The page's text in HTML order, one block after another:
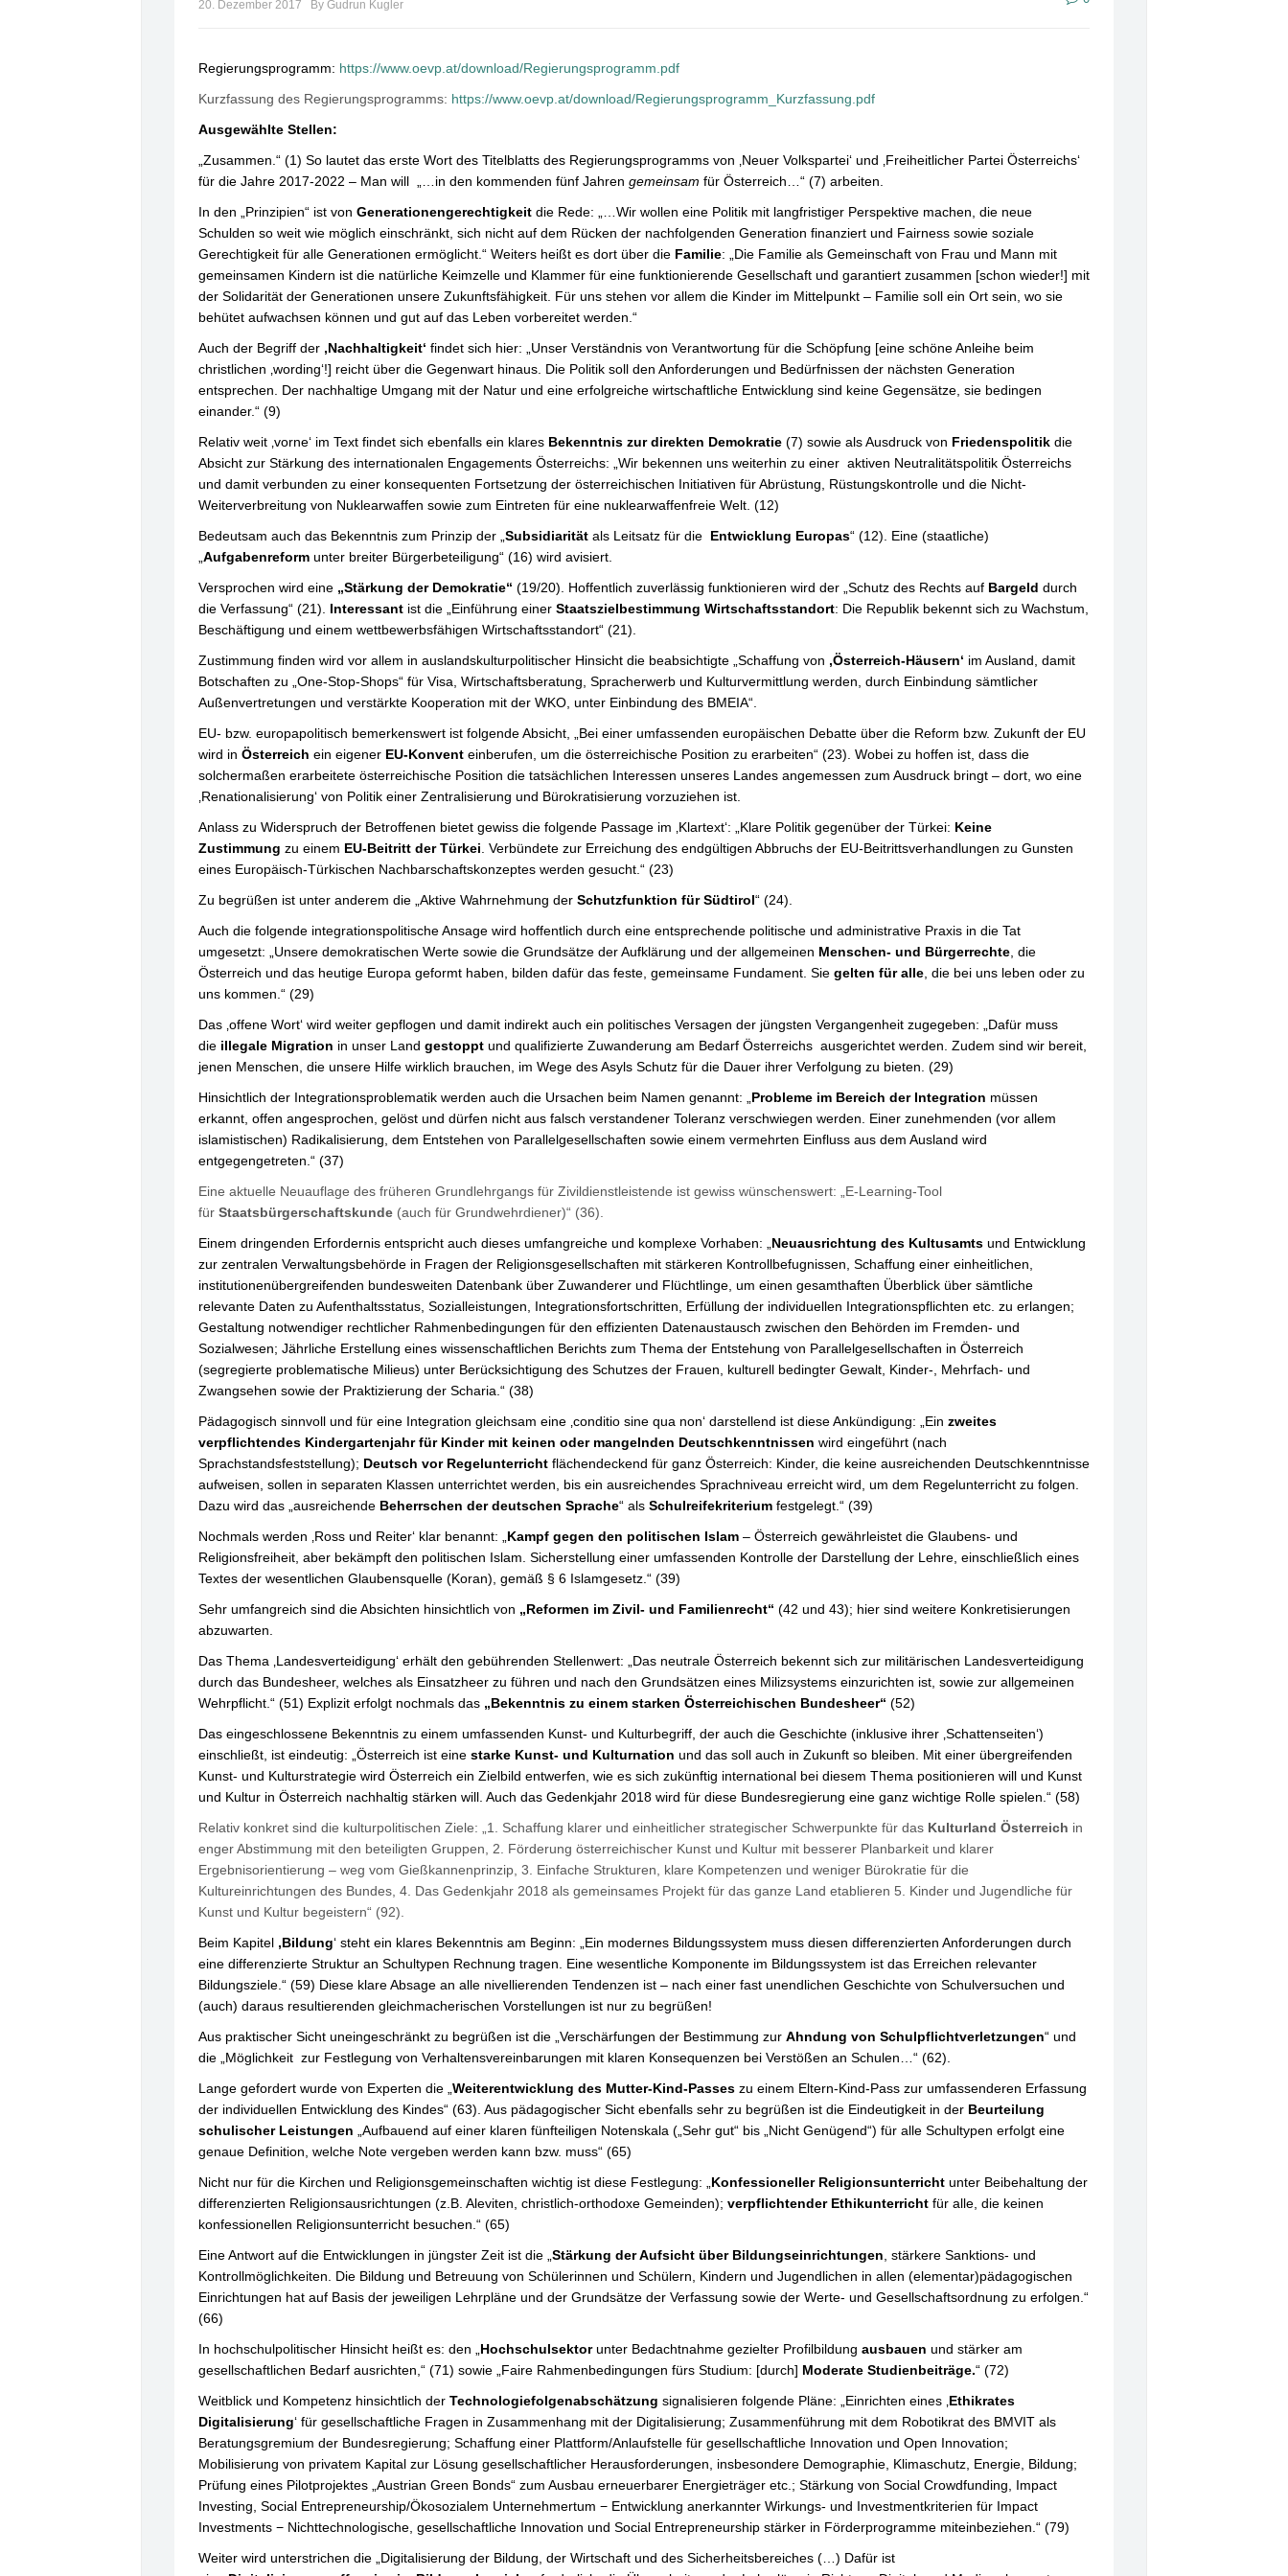
20. Dezember 2017 By Gudrun Kugler
Regierungsprogramm: https://www.oevp.at/download/Regierungsprogramm.pdf
Kurzfassung des Regierungsprogramms: https://www.oevp.at/download/Regierungsprogramm_Kurzfassung.pdf
Ausgewählte Stellen:
„Zusammen.“ (1) So lautet das erste Wort des Titelblatts des Regierungsprogramms von ‚Neuer Volkspartei‘ und ‚Freiheitlicher Partei Österreichs‘
für die Jahre 2017-2022 – Man will „…in den kommenden fünf Jahren gemeinsam für Österreich…“ (7) arbeiten.
In den „Prinzipien“ ist von Generationengerechtigkeit die Rede: „…Wir wollen eine Politik mit langfristiger Perspektive machen, die neue
Schulden so weit wie möglich einschränkt, sich nicht auf dem Rücken der nachfolgenden Generation finanziert und Fairness sowie soziale
Gerechtigkeit für alle Generationen ermöglicht.“ Weiters heißt es dort über die Familie: „Die Familie als Gemeinschaft von Frau und Mann mit
gemeinsamen Kindern ist die natürliche Keimzelle und Klammer für eine funktionierende Gesellschaft und garantiert zusammen [schon wieder!] mit
der Solidarität der Generationen unsere Zukunftsfähigkeit. Für uns stehen vor allem die Kinder im Mittelpunkt – Familie soll ein Ort sein, wo sie
behütet aufwachsen können und gut auf das Leben vorbereitet werden.“
Auch der Begriff der ‚Nachhaltigkeit‘ findet sich hier: „Unser Verständnis von Verantwortung für die Schöpfung [eine schöne Anleihe beim
christlichen ‚wording‘!] reicht über die Gegenwart hinaus. Die Politik soll den Anforderungen und Bedürfnissen der nächsten Generation
entsprechen. Der nachhaltige Umgang mit der Natur und eine erfolgreiche wirtschaftliche Entwicklung sind keine Gegensätze, sie bedingen
einander.“ (9)
Relativ weit ‚vorne‘ im Text findet sich ebenfalls ein klares Bekenntnis zur direkten Demokratie (7) sowie als Ausdruck von Friedenspolitik die
Absicht zur Stärkung des internationalen Engagements Österreichs: „Wir bekennen uns weiterhin zu einer aktiven Neutralitätspolitik Österreichs
und damit verbunden zu einer konsequenten Fortsetzung der österreichischen Initiativen für Abrüstung, Rüstungskontrolle und die Nicht-
Weiterverbreitung von Nuklearwaffen sowie zum Eintreten für eine nuklearwaffenfreie Welt. (12)
Bedeutsam auch das Bekenntnis zum Prinzip der „ Subsidiarität als Leitsatz für die Entwicklung Europas“ (12). Eine (staatliche)
Aufgabenreform unter breiter Bürgerbeteiligung“ (16) wird avisiert.
Versprochen wird eine „Stärkung der Demokratie“ (19/20). Hoffentlich zuverlässig funktionieren wird der „Schutz des Rechts auf Bargeld durch
die Verfassung“ (21). Interessant ist die „Einführung einer Staatszielbestimmung Wirtschaftsstandort: Die Republik bekennt sich zu Wachstum,
Beschäftigung und einem wettbewerbsfähigen Wirtschaftsstandort“ (21).
Zustimmung finden wird vor allem in auslandskulturpolitischer Hinsicht die beabsichtigte „Schaffung von ‚Österreich-Häusern‘ im Ausland, damit
Botschaften zu „One-Stop-Shops“ für Visa, Wirtschaftsberatung, Spracherwerb und Kulturvermittlung werden, durch Einbindung sämtlicher
Außenvertretungen und verstärkte Kooperation mit der WKO, unter Einbindung des BMEIA“.
EU- bzw. europapolitisch bemerkenswert ist folgende Absicht, „Bei einer umfassenden europäischen Debatte über die Reform bzw. Zukunft der EU
wird in Österreich ein eigener EU-Konvent einberufen, um die österreichische Position zu erarbeiten“ (23). Wobei zu hoffen ist, dass die
solchermaßen erarbeitete österreichische Position die tatsächlichen Interessen unseres Landes angemessen zum Ausdruck bringt – dort, wo eine
‚Renationalisierung‘ von Politik einer Zentralisierung und Bürokratisierung vorzuziehen ist.
Anlass zu Widerspruch der Betroffenen bietet gewiss die folgende Passage im ‚Klartext‘: „Klare Politik gegenüber der Türkei: Keine
Zustimmung zu einem EU-Beitritt der Türkei . Verbündete zur Erreichung des endgültigen Abbruchs der EU-Beitrittsverhandlungen zu Gunsten
eines Europäisch-Türkischen Nachbarschaftskonzeptes werden gesucht.“ (23)
Zu begrüßen ist unter anderem die „Aktive Wahrnehmung der Schutzfunktion für Südtirol“ (24).
Auch die folgende integrationspolitische Ansage wird hoffentlich durch eine entsprechende politische und administrative Praxis in die Tat
umgesetzt: „Unsere demokratischen Werte sowie die Grundsätze der Aufklärung und der allgemeinen Menschen- und Bürgerrechte , die
Österreich und das heutige Europa geformt haben, bilden dafür das feste, gemeinsame Fundament. Sie gelten für alle , die bei uns leben oder zu
uns kommen.“ (29)
Das ‚offene Wort‘ wird weiter gepflogen und damit indirekt auch ein politisches Versagen der jüngsten Vergangenheit zugegeben: „Dafür muss
die illegale Migration in unser Land gestoppt und qualifizierte Zuwanderung am Bedarf Österreichs ausgerichtet werden. Zudem sind wir bereit,
jenen Menschen, die unsere Hilfe wirklich brauchen, im Wege des Asyls Schutz für die Dauer ihrer Verfolgung zu bieten. (29)
Hinsichtlich der Integrationsproblematik werden auch die Ursachen beim Namen genannt: „ Probleme im Bereich der Integration müssen
erkannt, offen angesprochen, gelöst und dürfen nicht aus falsch verstandener Toleranz verschwiegen werden. Einer zunehmenden (vor allem
islamistischen) Radikalisierung, dem Entstehen von Parallelgesellschaften sowie einem vermehrten Einfluss aus dem Ausland wird
entgegengetreten.“ (37)
Eine aktuelle Neuauflage des früheren Grundlehrgangs für Zivildienstleistende ist gewiss wünschenswert: „E-Learning-Tool
für Staatsbürgerschaftskunde (auch für Grundwehrdiener)“ (36).
Einem dringenden Erfordernis entspricht auch dieses umfangreiche und komplexe Vorhaben: „ Neuausrichtung des Kultusamts und Entwicklung
zur zentralen Verwaltungsbehörde in Fragen der Religionsgesellschaften mit stärkeren Kontrollbefugnissen, Schaffung einer einheitlichen,
institutionenübergreifenden bundesweiten Datenbank über Zuwanderer und Flüchtlinge, um einen gesamthaften Überblick über sämtliche
relevante Daten zu Aufenthaltsstatus, Sozialleistungen, Integrationsfortschritten, Erfüllung der individuellen Integrationspflichten etc. zu erlangen;
Gestaltung notwendiger rechtlicher Rahmenbedingungen für den effizienten Datenaustausch zwischen den Behörden im Fremden- und
Sozialwesen; Jährliche Erstellung eines wissenschaftlichen Berichts zum Thema der Entstehung von Parallelgesellschaften in Österreich
(segregierte problematische Milieus) unter Berücksichtigung des Schutzes der Frauen, kulturell bedingter Gewalt, Kinder-, Mehrfach- und
Zwangsehen sowie der Praktizierung der Scharia.“ (38)
Pädagogisch sinnvoll und für eine Integration gleichsam eine ‚conditio sine qua non‘ darstellend ist diese Ankündigung: „Ein zweites
verpflichtendes Kindergartenjahr für Kinder mit keinen oder mangelnden Deutschkenntnissen wird eingeführt (nach
Sprachstandsfeststellung); Deutsch vor Regelunterricht flächendeckend für ganz Österreich: Kinder, die keine ausreichenden Deutschkenntnisse
aufweisen, sollen in separaten Klassen unterrichtet werden, bis ein ausreichendes Sprachniveau erreicht wird, um dem Regelunterricht zu folgen.
Dazu wird das „ausreichende Beherrschen der deutschen Sprache“ als Schulreifekriterium festgelegt.“ (39)
Nochmals werden ‚Ross und Reiter‘ klar benannt: „ Kampf gegen den politischen Islam – Österreich gewährleistet die Glaubens- und
Religionsfreiheit, aber bekämpft den politischen Islam. Sicherstellung einer umfassenden Kontrolle der Darstellung der Lehre, einschließlich eines
Textes der wesentlichen Glaubensquelle (Koran), gemäß § 6 Islamgesetz.“ (39)
Sehr umfangreich sind die Absichten hinsichtlich von „Reformen im Zivil- und Familienrecht“ (42 und 43); hier sind weitere Konkretisierungen
abzuwarten.
Das Thema ‚Landesverteidigung‘ erhält den gebührenden Stellenwert: „Das neutrale Österreich bekennt sich zur militärischen Landesverteidigung
durch das Bundesheer, welches als Einsatzheer zu führen und nach den Grundsätzen eines Milizsystems einzurichten ist, sowie zur allgemeinen
Wehrpflicht.“ (51) Explizit erfolgt nochmals das „Bekenntnis zu einem starken Österreichischen Bundesheer“ (52)
Das eingeschlossene Bekenntnis zu einem umfassenden Kunst- und Kulturbegriff, der auch die Geschichte (inklusive ihrer ‚Schattenseiten‘)
einschließt, ist eindeutig: „Österreich ist eine starke Kunst- und Kulturnation und das soll auch in Zukunft so bleiben. Mit einer übergreifenden
Kunst- und Kulturstrategie wird Österreich ein Zielbild entwerfen, wie es sich zukünftig international bei diesem Thema positionieren will und Kunst
und Kultur in Österreich nachhaltig stärken will. Auch das Gedenkjahr 2018 wird für diese Bundesregierung eine ganz wichtige Rolle spielen.“ (58)
Relativ konkret sind die kulturpolitischen Ziele: „1. Schaffung klarer und einheitlicher strategischer Schwerpunkte für das Kulturland Österreich in
enger Abstimmung mit den beteiligten Gruppen, 2. Förderung österreichischer Kunst und Kultur mit besserer Planbarkeit und klarer
Ergebnisorientierung – weg vom Gießkannenprinzip, 3. Einfache Strukturen, klare Kompetenzen und weniger Bürokratie für die
Kultureinrichtungen des Bundes, 4. Das Gedenkjahr 2018 als gemeinsames Projekt für das ganze Land etablieren 5. Kinder und Jugendliche für
Kunst und Kultur begeistern“ (92).
Beim Kapitel ‚Bildung‘ steht ein klares Bekenntnis am Beginn: „Ein modernes Bildungssystem muss diesen differenzierten Anforderungen durch
eine differenzierte Struktur an Schultypen Rechnung tragen. Eine wesentliche Komponente im Bildungssystem ist das Erreichen relevanter
Bildungsziele.“ (59) Diese klare Absage an alle nivellierenden Tendenzen ist – nach einer fast unendlichen Geschichte von Schulversuchen und
(auch) daraus resultierenden gleichmacherischen Vorstellungen ist nur zu begrüßen!
Aus praktischer Sicht uneingeschränkt zu begrüßen ist die „Verschärfungen der Bestimmung zur Ahndung von Schulpflichtverletzungen“ und
die „Möglichkeit zur Festlegung von Verhaltensvereinbarungen mit klaren Konsequenzen bei Verstößen an Schulen…“ (62).
Lange gefordert wurde von Experten die „ Weiterentwicklung des Mutter-Kind-Passes zu einem Eltern-Kind-Pass zur umfassenderen Erfassung
der individuellen Entwicklung des Kindes“ (63). Aus pädagogischer Sicht ebenfalls sehr zu begrüßen ist die Eindeutigkeit in der Beurteilung
schulischer Leistungen „Aufbauend auf einer klaren fünfteiligen Notenskala („Sehr gut“ bis „Nicht Genügend“) für alle Schultypen erfolgt eine
genaue Definition, welche Note vergeben werden kann bzw. muss“ (65)
Nicht nur für die Kirchen und Religionsgemeinschaften wichtig ist diese Festlegung: „ Konfessioneller Religionsunterricht unter Beibehaltung der
differenzierten Religionsausrichtungen (z.B. Aleviten, christlich-orthodoxe Gemeinden); verpflichtender Ethikunterricht für alle, die keinen
konfessionellen Religionsunterricht besuchen.“ (65)
Eine Antwort auf die Entwicklungen in jüngster Zeit ist die „ Stärkung der Aufsicht über Bildungseinrichtungen , stärkere Sanktions- und
Kontrollmöglichkeiten. Die Bildung und Betreuung von Schülerinnen und Schülern, Kindern und Jugendlichen in allen (elementar)pädagogischen
Einrichtungen hat auf Basis der jeweiligen Lehrpläne und der Grundsätze der Verfassung sowie der Werte- und Gesellschaftsordnung zu erfolgen.“
(66)
In hochschulpolitischer Hinsicht heißt es: den „ Hochschulsektorunter Bedachtnahme gezielter Profilbildung ausbauen und stärker am
gesellschaftlichen Bedarf ausrichten,“ (71) sowie „Faire Rahmenbedingungen fürs Studium: [durch] Moderate Studienbeiträge.“ (72)
Weitblick und Kompetenz hinsichtlich der Technologiefolgenabschätzung signalisieren folgende Pläne: „Einrichten eines ‚ Ethikrates
Digitalisierung‘ für gesellschaftliche Fragen in Zusammenhang mit der Digitalisierung; Zusammenführung mit dem Robotikrat des BMVIT als
Beratungsgremium der Bundesregierung; Schaffung einer Plattform/Anlaufstelle für gesellschaftliche Innovation und Open Innovation;
Mobilisierung von privatem Kapital zur Lösung gesellschaftlicher Herausforderungen, insbesondere Demographie, Klimaschutz, Energie, Bildung;
Prüfung eines Pilotprojektes „Austrian Green Bonds“ zum Ausbau erneuerbarer Energieträger etc.; Stärkung von Social Crowdfunding, Impact
Investing, Social Entrepreneurship/Ökosozialem Unternehmertum − Entwicklung anerkannter Wirkungs- und Investmentkriterien für Impact
Investments − Nichttechnologische, gesellschaftliche Innovation und Social Entrepreneurship stärker in Förderprogramme miteinbeziehen.“ (79)
Weiter wird unterstrichen die „Digitalisierung der Bildung, der Wirtschaft und des Sicherheitsbereiches (…) Dafür ist